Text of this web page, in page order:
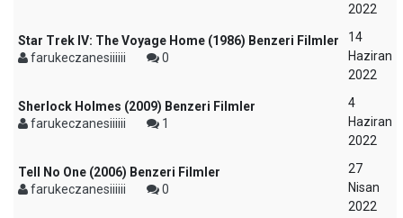
2022
Star Trek IV: The Voyage Home (1986) Benzeri Filmler
farukeczanesiiiiii
0
14
Haziran
2022
Sherlock Holmes (2009) Benzeri Filmler
farukeczanesiiiiii
1
4
Haziran
2022
Tell No One (2006) Benzeri Filmler
farukeczanesiiiiii
0
27
Nisan
2022